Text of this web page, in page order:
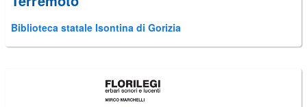
Biblioteca statale Isontina di Gorizia